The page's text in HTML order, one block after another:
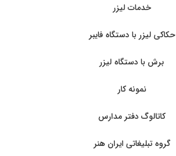
خدمات لیزر
حکاکی لیزر با دستگاه فایبر
برش با دستگاه لیزر
نمونه کار
کاتالوگ دفتر مدارس
گروه تبلیغاتی ایران هنر